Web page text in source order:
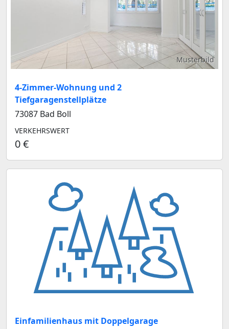
Musterbild
4-Zimmer-Wohnung und 2
Tiefgaragenstellplätze
73087 Bad Boll
VERKEHRSWERT
0 €
Einfamilienhaus mit Doppelgarage